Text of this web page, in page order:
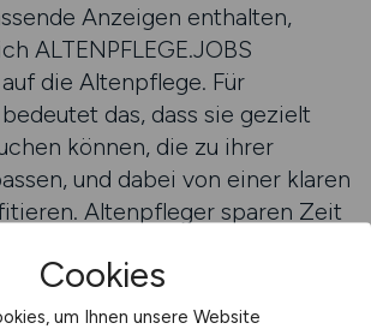
Anzeigen enthalten,
ALTENPFLEGE.JOBS
die Altenpflege. Für
das, dass sie gezielt
können, die zu ihrer
und dabei von einer klaren
Altenpfleger sparen Zeit
sondern auch langfristige
Cookies
um Ihnen unsere Website